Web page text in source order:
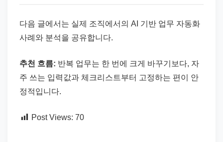
다음 글에서는 실제 조직에서의 AI 기반 업무 자동화
사례와 분석을 공유합니다.
추천 흐름: 반복 업무는 한 번에 크게 바꾸기보다, 자
주 쓰는 입력값과 체크리스트부터 고정하는 편이 안
정적입니다.
Post Views: 70